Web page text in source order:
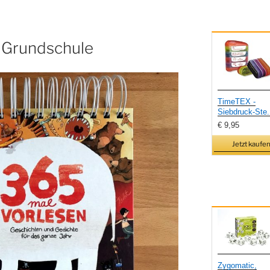
TimeTEX -
Siebdruck-
€ 9,95
Jetzt
Zygomatic,